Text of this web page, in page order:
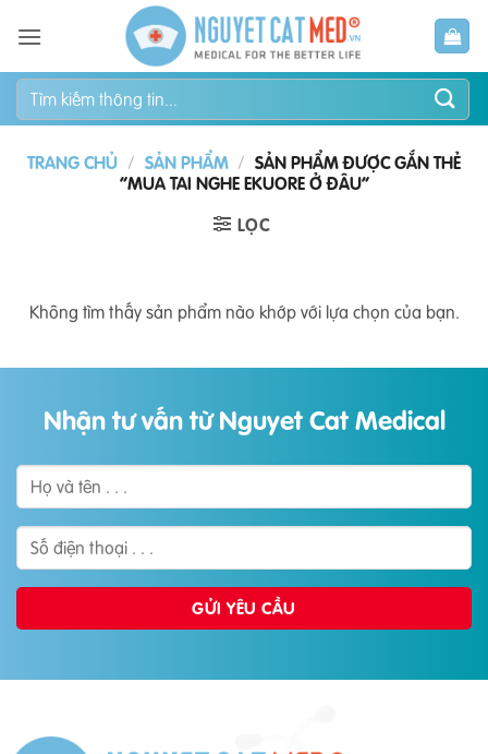
qua
nội
dung
Tìm
kiếm:
TRANG CHỦ / SẢN PHẨM / SẢN PHẨM ĐƯỢC GẮN THẺ
“MUA TAI NGHE EKUORE Ở ĐÂU”
LỌC
Không tìm thấy sản phẩm nào khớp với lựa chọn của bạn.
Nhận tư vấn từ Nguyet Cat Medical